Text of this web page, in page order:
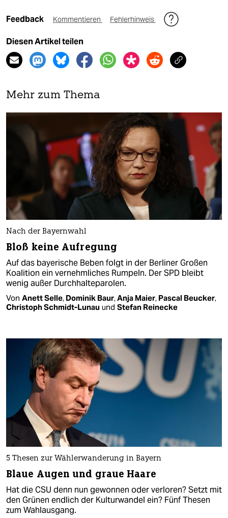
Feedback Kommentieren Fehlerhinweis
Diesen Artikel teilen
Mehr zum Thema
Nach der Bayernwahl
Bloß keine Aufregung
Auf das bayerische Beben folgt in der Berliner Großen
Koalition ein vernehmliches Rumpeln. Der SPD bleibt
wenig außer Durchhalteparolen.
Von Anett Selle, Dominik Baur,Anja Maier, Pascal Beucker,
Christoph Schmidt-Lunau und Stefan Reinecke
5 Thesen zur Wählerwanderung in Bayern
Blaue Augen und graue Haare
Hat die CSU denn nun gewonnen oder verloren? Setzt mit
den Grünen endlich der Kulturwandel ein? Fünf Thesen
zum Wahlausgang.